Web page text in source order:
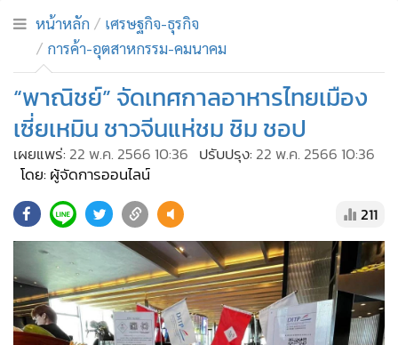
• บันเทิง
ผู้จัดการรายวัน
•
คอลัมนิสต์
ละคร
• CbizReview
Cyber BIZ
ผู้จัดกวน
• Good health & Well-being
Green Innovation & SD
• Management & HR
• MGR Live
• Infographic
หน้าหลัก
เศรษฐกิจ-ธุรกิจ
การค้า-อุตสาหกรรม-คมนาคม
“พาณิชย์” จัดเทศกาลอาหารไทยเมือง
เซี่ยเหมิน ชาวจีนแห่ชม ชิม ชอป
เผยแพร่: 22 พ.ค. 2566 10:36 ปรับปรุง: 22 พ.ค. 2566 10:36
โดย: ผู้จัดการออนไลน์
211